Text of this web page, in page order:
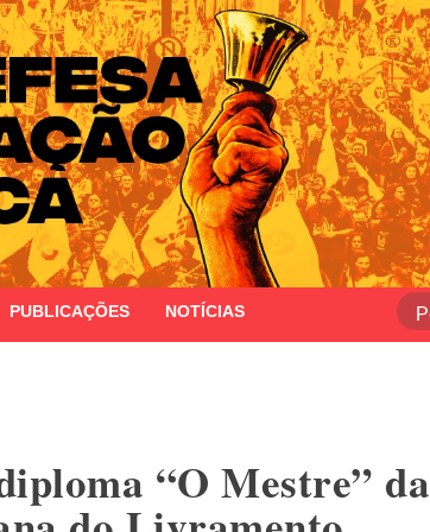
PUBLICAÇÕES NOTÍCIAS
“O Mestre” da